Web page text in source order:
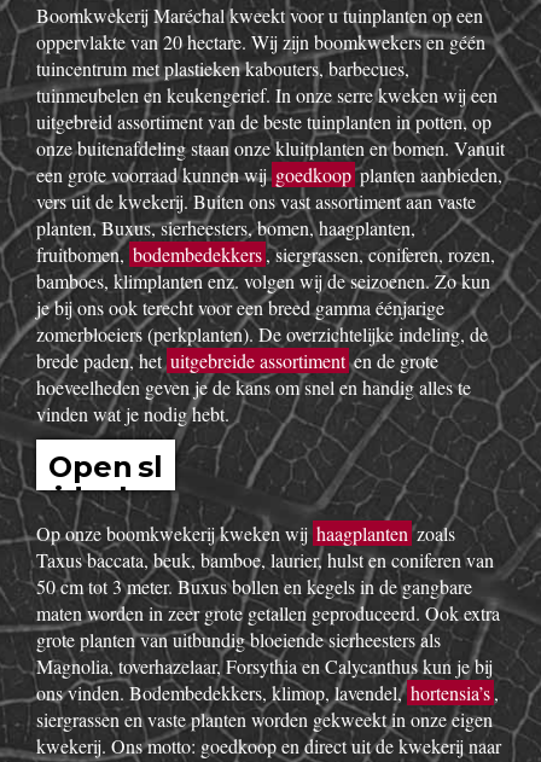
Boomkwekerij Maréchal kweekt voor u tuinplanten op een
oppervlakte van 20 hectare. Wij zijn boomkwekers en géén
tuincentrum met plastieken kabouters, barbecues,
tuinmeubelen en keukengerief. In onze serre kweken wij een
uitgebreid assortiment van de beste tuinplanten in potten, op
onze buitenafdeling staan onze kluitplanten en bomen. Vanuit
een grote voorraad kunnen wijgoedkoopplanten aanbieden,
vers uit de kwekerij. Buiten ons vast assortiment aan vaste
planten, Buxus, sierheesters, bomen, haagplanten,
fruitbomen, bodembedekkers, siergrassen, coniferen, rozen,
bamboes, klimplanten enz. volgen wij de seizoenen. Zo kun
je bij ons ook terecht voor een breed gamma éénjarige
zomerbloeiers (perkplanten). De overzichtelijke indeling, de
brede paden, hetuitgebreide assortimenten de grote
hoeveelheden geven je de kans om snel en handig alles te
vinden wat je nodig hebt.
Open sl
idesho
w
Op onze boomkwekerij kweken wij haagplantenzoals
Taxus baccata, beuk, bamboe, laurier, hulst en coniferen van
50 cm tot 3 meter. Buxus bollen en kegels in de gangbare
maten worden in zeer grote getallen geproduceerd. Ook extra
grote planten van uitbundig bloeiende sierheesters als
Magnolia, toverhazelaar, Forsythia en Calycanthus kun je bij
ons vinden. Bodembedekkers, klimop, lavendel,hortensia’s,
siergrassen en vaste planten worden gekweekt in onze eigen
kwekerij. Ons motto: goedkoop en direct uit de kwekerij naar